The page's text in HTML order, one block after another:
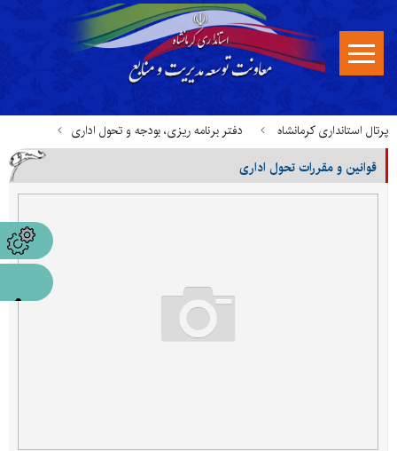
پرتال استانداری کرمانشاه دفتر برنامه ریزی، بودجه و تحول اداری
قوانین، آیین نامه ها و بخشنامه ها
قوانین و مقررات تحول اداری